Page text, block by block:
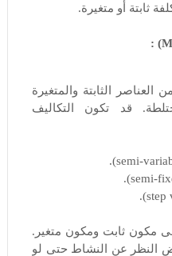
ثابتة أو متغيرة.
الثابتة والمتغيرة
قد تكون التكاليف
مكون ثابت ومكون متغير.
النظر عن النشاط حتى لو